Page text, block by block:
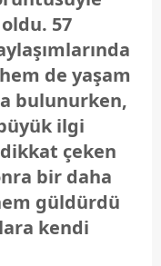
57
de yaşam
bulunurken,
ilgi
dikkat çeken
bir daha
güldürdü
kendi